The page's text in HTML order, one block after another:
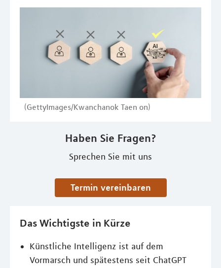
(GettyImages/Kwanchanok Taen on)
Haben Sie Fragen?
Sprechen Sie mit uns
Termin vereinbaren
Das Wichtigste in Kürze
Künstliche Intelligenz ist auf dem
Vormarsch und spätestens seit ChatGPT